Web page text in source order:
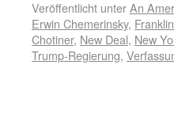
Veröffentlicht unterAn
Erwin Chemerinsky,
Chotiner, New Deal, New
Trump-Regierung,